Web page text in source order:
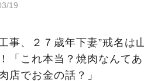
19
事、２７歳年下妻”戒名は
「これ本当？焼肉なんて
店でお金の話？」